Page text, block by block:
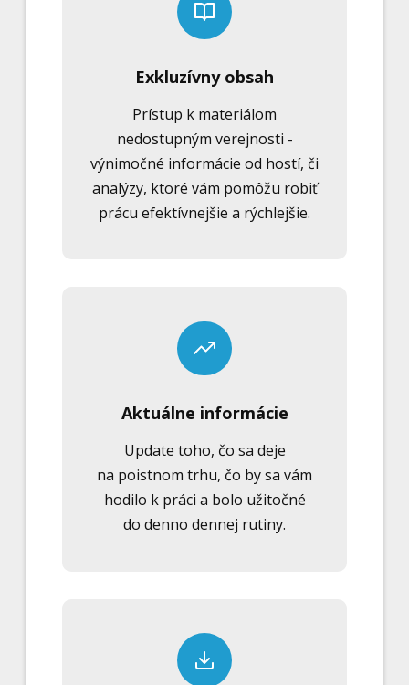
Exkluzívny obsah
Prístup k materiálom
nedostupným verejnosti -
výnimočné informácie od hostí, či
analýzy, ktoré vám pomôžu robiť
prácu efektívnejšie a rýchlejšie.
Aktuálne informácie
Update toho, čo sa deje
na poistnom trhu, čo by sa vám
hodilo k práci a bolo užitočné
do denno dennej rutiny.